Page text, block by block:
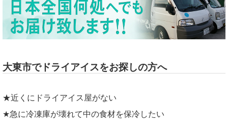
大東市でドライアイスをお探しの方へ
★近くにドライアイス屋がない
★急に冷凍庫が壊れて中の食材を保冷したい